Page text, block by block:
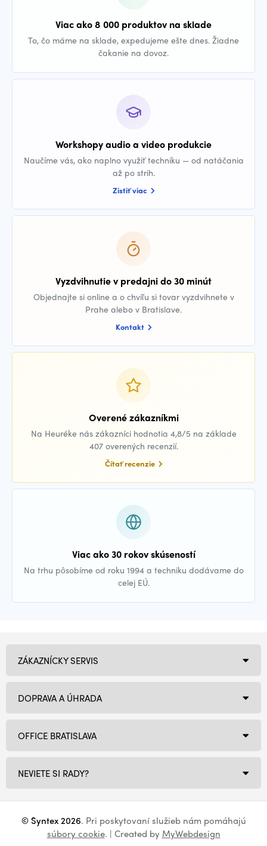
Viac ako 8 000 produktov na sklade
To, čo máme na sklade, expedujeme ešte dnes. Žiadne
čakanie na dovoz.
Workshopy audio a video produkcie
Naučíme vás, ako naplno využiť techniku — od natáčania
až po strih.
Zistiť viac
Vyzdvihnutie v predajni do 30 minút
Objednajte si online a o chvíľu si tovar vyzdvihnete v
Prahe alebo v Bratislave.
Kontakt
Overené zákazníkmi
Na Heuréke nás zákazníci hodnotia 4,8/5 na základe
407 overených recenzií.
Čítať recenzie
Viac ako 30 rokov skúseností
Na trhu pôsobíme od roku 1994 a techniku dodávame do
celej EÚ.
OFFICE BRATISLAVA
NEVIETE SI RADY?
ZÁKAZNÍCKY SERVIS
DOPRAVA A ÚHRADA
© Syntex 2026. Pri poskytovaní služieb nám pomáhajú
súbory cookie. | Created by MyWebdesign